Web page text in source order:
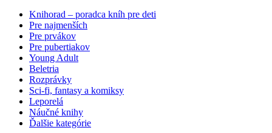
Knihorad – poradca kníh pre deti
Pre najmenších
Pre prvákov
Pre pubertiakov
Young Adult
Beletria
Rozprávky
Sci-fi, fantasy a komiksy
Leporelá
Náučné knihy
Ďalšie kategórie